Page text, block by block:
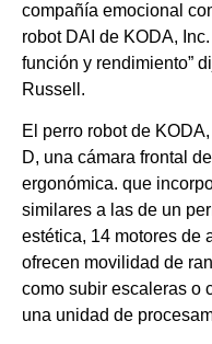
compañía emocional
robot DAI de KODA,
función y rendimiento”
Russell.
El perro robot de
D, una cámara frontal
ergonómica. que
similares a las de un
estética, 14 motores de
ofrecen movilidad de
como subir escaleras o
una unidad de